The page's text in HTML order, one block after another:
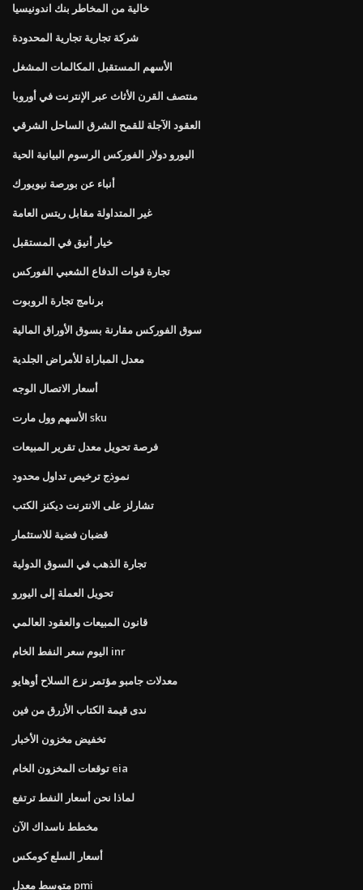
خالية من المخاطر بنك اندونيسيا
شركة تجارية تجارية المحدودة
الأسهم المستقبل المكالمات المشغل
منتصف القرن الأثاث عبر الإنترنت في أوروبا
العقود الآجلة للقمح الشرق الساحل الشرقي
اليورو دولار الفوركس الرسوم البيانية الحية
أنباء عن بورصة نيويورك
غير المتداولة مقابل ريتس العامة
خيار أنيق في المستقبل
تجارة قوات الدفاع الشعبي الفوركس
برنامج تجارة الروبوت
سوق الفوركس مقارنة بسوق الأوراق المالية
معدل المباراة للأمراض الجلدية
أسعار الاتصال الوجه
الأسهم وول مارت sku
فرصة تحويل معدل تقرير المبيعات
نموذج ترخيص تداول محدود
تشارلز على الانترنت ديكنز الكتب
قضبان فضية للاستثمار
تجارة الذهب في السوق الدولية
تحويل العملة إلى اليورو
قانون المبيعات والعقود العالمي
اليوم سعر النفط الخام inr
معدلات جامبو مؤتمر نزع السلاح أوهايو
ندى قيمة الكتاب الأزرق من فين
تخفيض مخزون الأخبار
توقعات المخزون الخام eia
لماذا نحن أسعار النفط ترتفع
مخطط ناسداك الآن
أسعار السلع كومكس
متوسط ​​معدل pmi